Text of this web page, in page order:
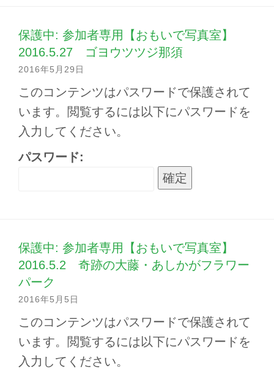
保護中: 参加者専用【おもいで写真室】
2016.5.27 ゴヨウツツジ那須
2016年5月29日
このコンテンツはパスワードで保護されて
います。閲覧するには以下にパスワードを
入力してください。
パスワード:
保護中: 参加者専用【おもいで写真室】
2016.5.2 奇跡の大藤・あしかがフラワー
パーク
2016年5月5日
このコンテンツはパスワードで保護されて
います。閲覧するには以下にパスワードを
入力してください。